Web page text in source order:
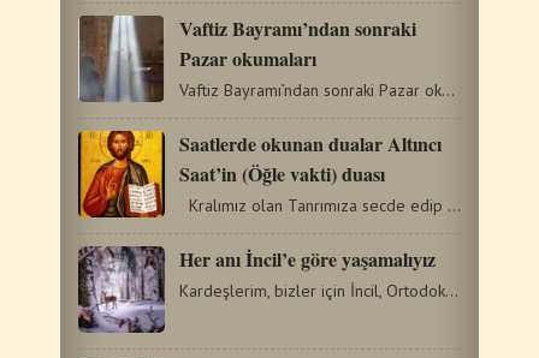
Vaftiz Bayramı’ndan sonraki
Pazar okumaları
Vaftiz Bayramı’ndan sonraki Pazar okumaları Korintliler…
Saatlerde okunan dualar Altıncı
Saat’in (Öğle vakti) duası
Kralımız olan Tanrımıza secde edip diz çökelim.…
Her anı İncil’e göre yaşamalıyız
Kardeşlerim, bizler için İncil, Ortodoks imanı, ezberlenen…